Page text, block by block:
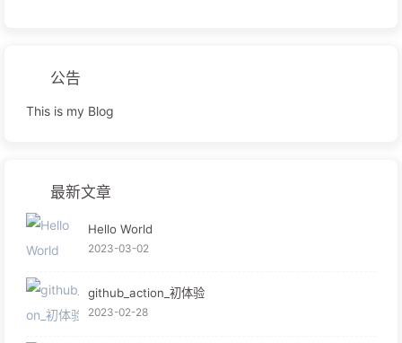
公告
This is my Blog
最新文章
Hello World
2023-03-02
github_action_初体验
2023-02-28